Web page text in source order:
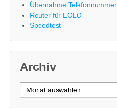
Übernahme Telefonnummer
Router für EOLO
Speedtest
Archiv
Archiv